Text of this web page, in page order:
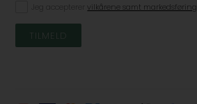
Jeg accepterervilkårene samt markedsføring